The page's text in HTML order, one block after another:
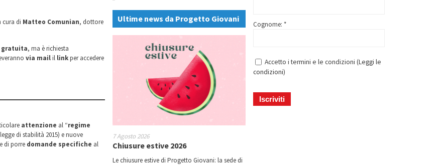
cura di Matteo Comunian, dottore
gratuita, ma è richiesta
via mailil linkper accedere
attenzione al “regime
di stabilità 2015) e nuove
e di porre domande specifiche al
Ultime news da Progetto Giovani
7 Agosto 2026
Chiusure estive 2026
Le chiusure estive di Progetto Giovani: la sede di
Cognome: *
Accetto i termini e le condizioni (Leggi le
condizioni)